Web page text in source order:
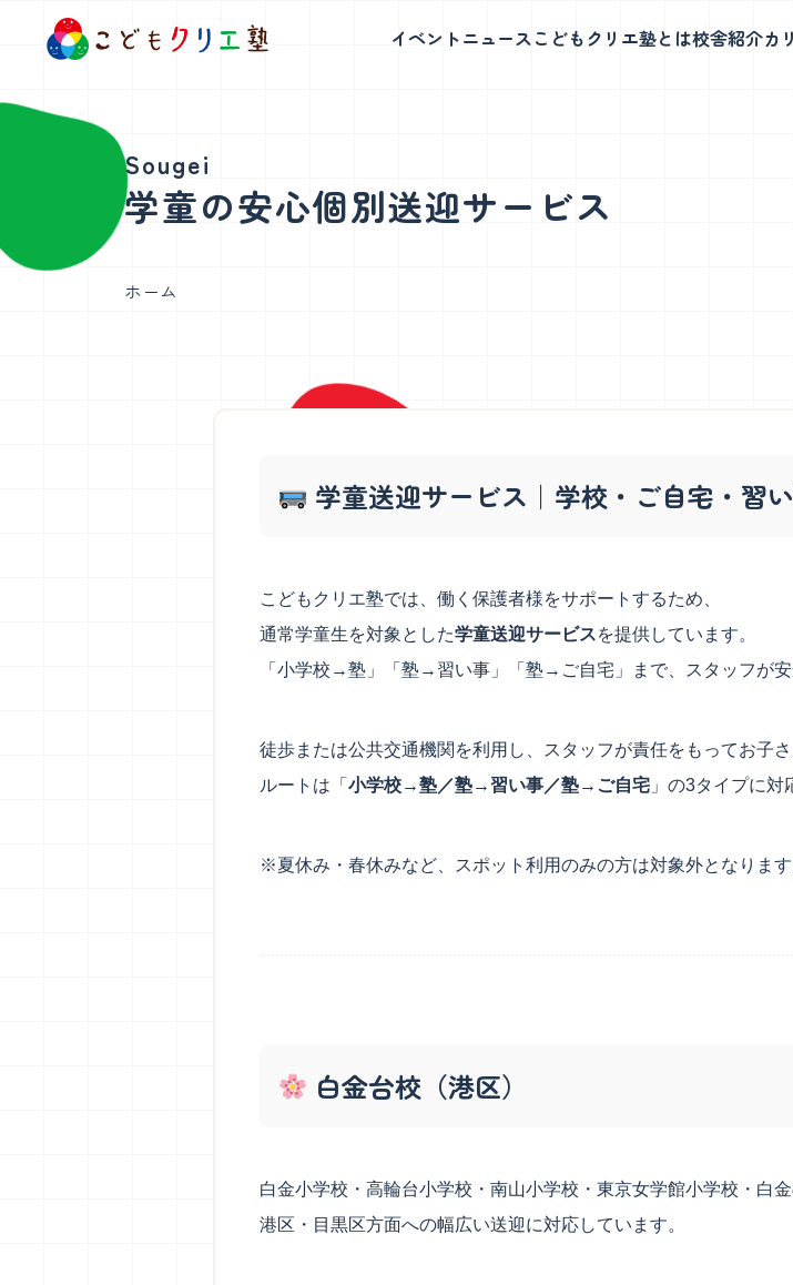
イベントニュースこどもクリエ塾とは校舎紹介
白金台校
学童説明会日程・教室見学会
（更新日：2026年7月27日）
学童説明
（更新日：
カ
読み書き発表コース
体を使った表現と読書、探究学習で表
現力・創造力を育みます。
ロボット教室
理科実験教室
学童の安心個別送迎サービス
ホーム
学童送迎サービス｜学校・ご自宅・習
こどもクリエ塾では、働く保護者様をサポートするため、
通常学童生を対象とした学童送迎サービスを提供しています。
「小学校→塾」「塾→習い事」「塾→ご自宅」まで、スタッフが安
徒歩または公共交通機関を利用し、スタッフが責任をもってお子さ
ルートは「 小学校→塾／塾→習い事／塾→ご自宅 」の3タイプに対
※夏休み・春休みなど、スポット利用のみの方は対象外となります
白金台校（港区）
白金小学校・高輪台小学校・南山小学校・東京女学館小学校・白
港区・目黒区方面への幅広い送迎に対応しています。